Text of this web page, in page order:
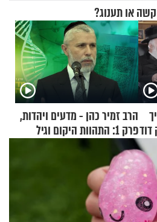
או תענוג?
הרב זמיר כהן - מדעים ויהדות,
פרק 1: התהוות היקום וגיל
העולם